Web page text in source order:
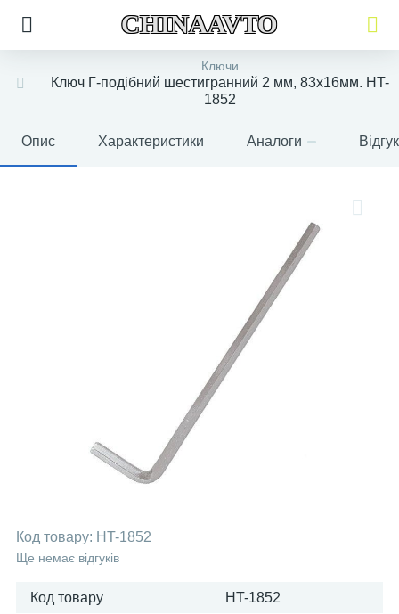
CHINAAVTO
Ключи
Ключ Г-подібний шестигранний 2 мм, 83x16мм. HT-
1852
Опис Характеристики Аналоги
Код товару: HT-1852
Ще немає відгуків
Код товару HT-1852